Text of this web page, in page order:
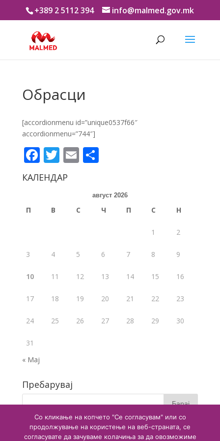
+389 2 5112 394 info@malmed.gov.mk
Обрасци
[accordionmenu id=”unique0537f66″
accordionmenu=”744″]
Facebook
Twitter
EmailShare
КАЛЕНДАР
август 2026
П В С Ч П С Н
1 2
3 4 5 6 7 8 9
10 11 12 13 14 15 16
17 18 19 20 21 22 23
24 25 26 27 28 29 30
31
« Мај
Пребарувај
Со кликање на копчето "Се согласувам" или со
продолжување на користење на веб-страната, се
согласувате да зачуваме колачиња за да овозможиме